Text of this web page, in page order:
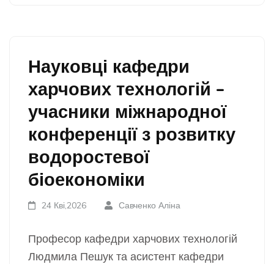
Науковці кафедри
харчових технологій –
учасники міжнародної
конференції з розвитку
водоростевої
біоекономіки
24 Кві,2026 Савченко Аліна
Професор кафедри харчових технологій
Людмила Пешук та асистент кафедри